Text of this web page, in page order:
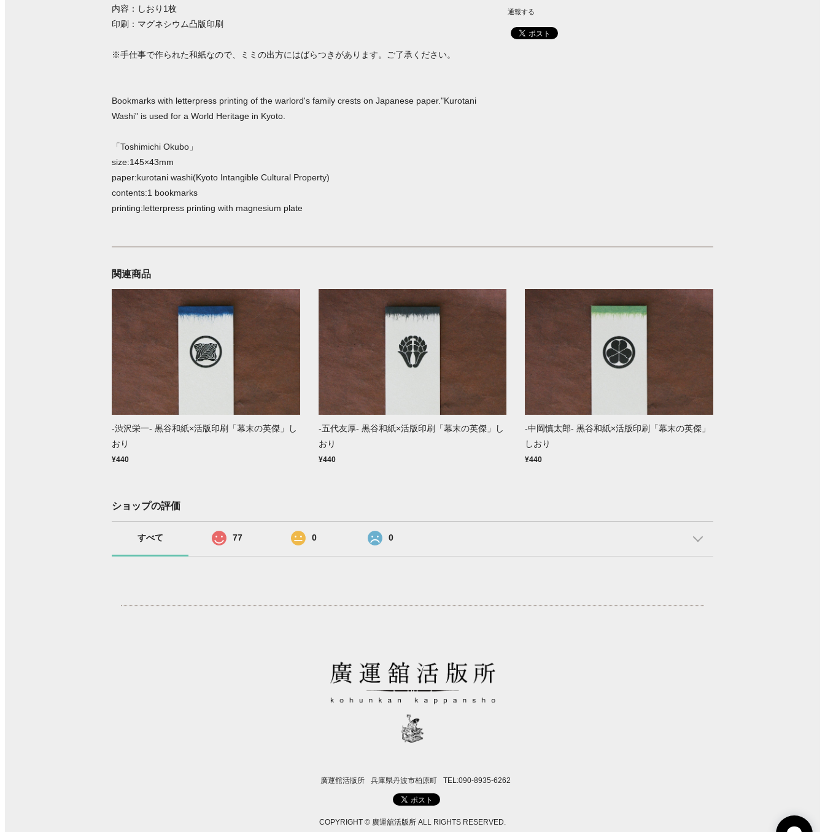
内容：しおり1枚
印刷：マグネシウム凸版印刷
※手仕事で作られた和紙なので、ミミの出方にはばらつきがあります。ご了承ください。
Bookmarks with letterpress printing of the warlord's family crests on Japanese paper."Kurotani
Washi" is used for a World Heritage in Kyoto.
「Toshimichi Okubo」
size:145×43mm
paper:kurotani washi(Kyoto Intangible Cultural Property)
contents:1 bookmarks
printing:letterpress printing with magnesium plate
通報する
関連商品
-渋沢栄一- 黒谷和紙×活版印刷「幕末の英傑」し
おり
¥440
-五代友厚- 黒谷和紙×活版印刷「幕末の英傑」し
おり
¥440
-中岡慎太郎- 黒谷和紙×活版印刷「幕末の英傑」
しおり
¥440
ショップの評価
すべて 77 0 0
廣運舘活版所 兵庫県丹波市柏原町 TEL:090-8935-6262
COPYRIGHT © 廣運舘活版所 ALL RIGHTS RESERVED.